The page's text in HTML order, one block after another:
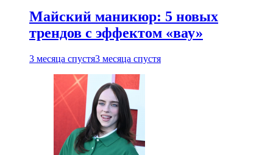
Майский маникюр: 5 новых
трендов с эффектом «вау»
3 месяца спустя3 месяца спустя